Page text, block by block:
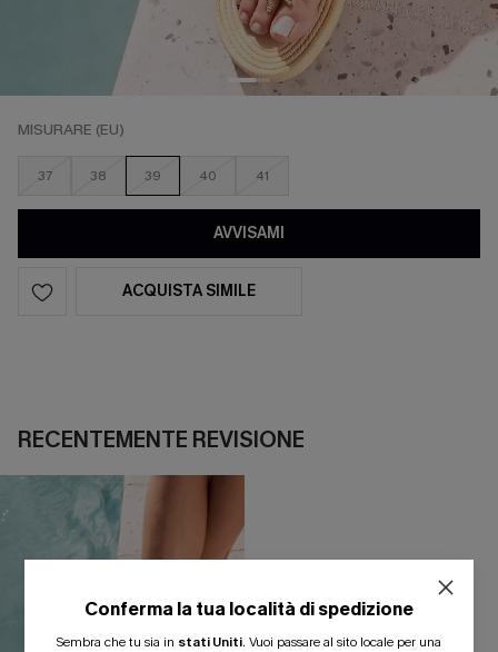
MISURARE (EU)
37 38 39 40 41
AVVISAMI
ACQUISTA SIMILE
RECENTEMENTE REVISIONE
Conferma la tua località di spedizione
Sembra che tu sia in stati Uniti. Vuoi passare al sito locale per una